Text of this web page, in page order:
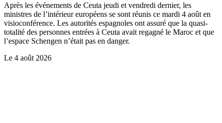
Après les événements de Ceuta jeudi et vendredi dernier, les
ministres de l’intérieur européens se sont réunis ce mardi 4 août en
visioconférence. Les autorités espagnoles ont assuré que la quasi-
totalité des personnes entrées à Ceuta avait regagné le Maroc et que
l’espace Schengen n’était pas en danger.
Le 4 août 2026